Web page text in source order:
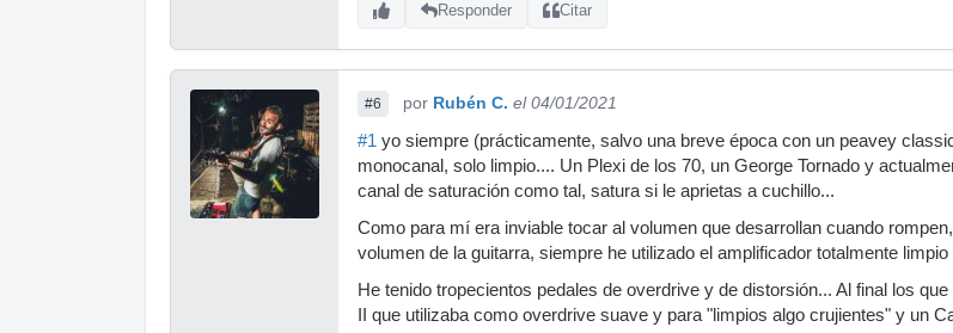
Responder Citar
#6 por Rubén C. el 04/01/2021
#1 yo siempre (prácticamente, salvo una breve época con un peavey
monocanal, solo limpio.... Un Plexi de los 70, un George Tornado y
canal de saturación como tal, satura si le aprietas a cuchillo...
Como para mí era inviable tocar al volumen que desarrollan cuando
volumen de la guitarra, siempre he utilizado el amplificador totalmente
He tenido tropecientos pedales de overdrive y de distorsión... Al final los
II que utilizaba como overdrive suave y para "limpios algo crujientes" y un